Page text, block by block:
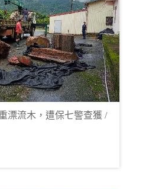
漂流木，遭保七警查獲 /